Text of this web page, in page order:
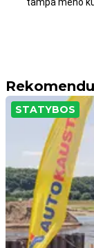
STATYBOS